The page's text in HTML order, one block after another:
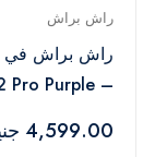
راش براش
– V2 Pro Purple
4,599.00 جنيه